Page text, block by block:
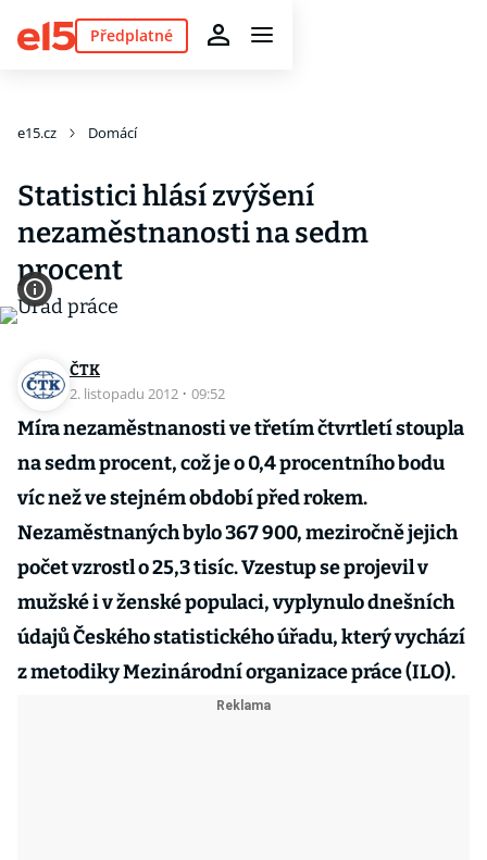
Předplatné
e15.cz Domácí
Statistici hlásí zvýšení
nezaměstnanosti na sedm
procent
ČTK
2. listopadu 2012 · 09:52
Míra nezaměstnanosti ve třetím čtvrtletí stoupla
na sedm procent, což je o 0,4 procentního bodu
víc než ve stejném období před rokem.
Nezaměstnaných bylo 367 900, meziročně jejich
počet vzrostl o 25,3 tisíc. Vzestup se projevil v
mužské i v ženské populaci, vyplynulo dnešních
údajů Českého statistického úřadu, který vychází
z metodiky Mezinárodní organizace práce (ILO).